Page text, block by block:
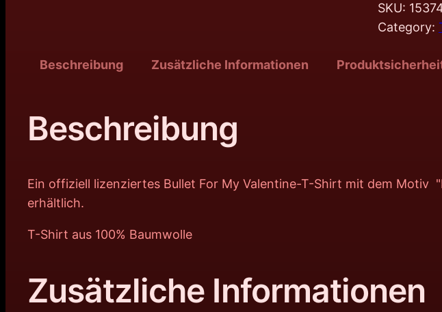
SKU:
Category:
Beschreibung Zusätzliche Informationen
Beschreibung
Ein offiziell lizenziertes Bullet For My Valentine-T-Shirt mit dem Motiv
erhältlich.
T-Shirt aus 100% Baumwolle
Zusätzliche Informationen